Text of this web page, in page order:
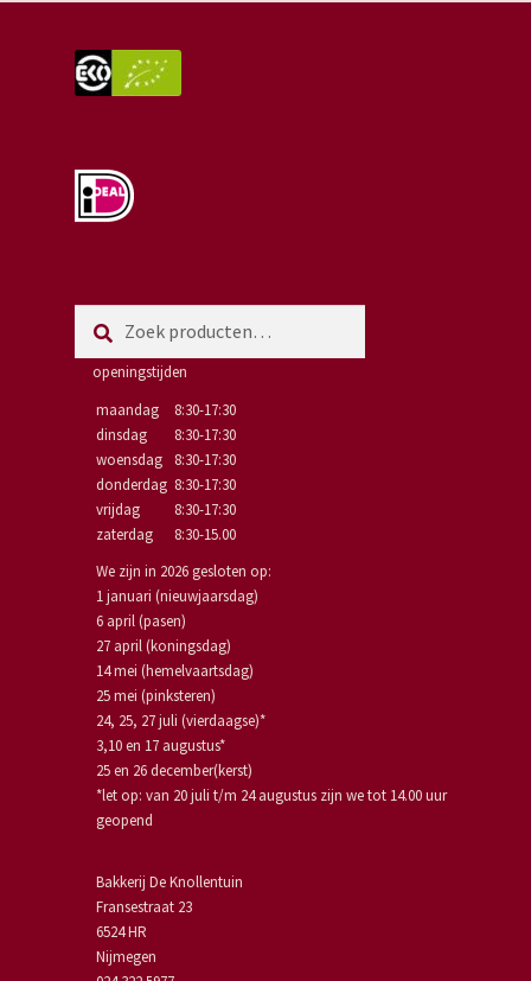
Zoeken
naar:
Zoeken
openingstijden
maandag
8:30-17:30
dinsdag
8:30-17:30
woensdag
8:30-17:30
donderdag 8:30-17:30
vrijdag
8:30-17:30
zaterdag
8:30-15.00
We zijn in 2026 gesloten op:
1 januari (nieuwjaarsdag)
6 april (pasen)
27 april (koningsdag)
14 mei (hemelvaartsdag)
25 mei (pinksteren)
24, 25, 27 juli (vierdaagse)*
3,10 en 17 augustus*
25 en 26 december(kerst)
*let op: van 20 juli t/m 24 augustus zijn we tot 14.00 uur
geopend
Bakkerij De Knollentuin
Fransestraat 23
6524 HR
Nijmegen